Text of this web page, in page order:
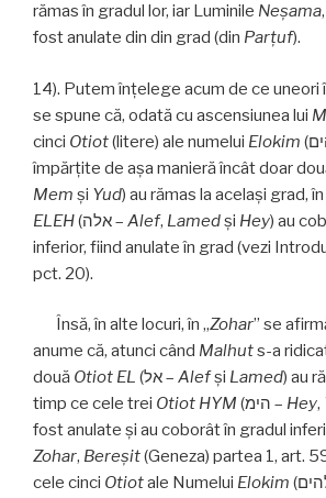
rămas în gradul lor, iar Luminile Neşama,
fost anulate din din grad (din Parţuf).
14). Putem înţelege acum de ce uneori
se spune că, odată cu ascensiunea lui
cinci Otiot(litere) ale numelui Elokim (אלהים) au fost
împărţite de aşa manieră încât doar
Mem şi Yud) au rămas la același grad,
ELEH
(אלה – Alef, Lamedşi Hey) au
inferior, fiind anulate în grad (vezi
pct. 20).
Însă, în alte locuri, în „Zohar” se
anume că, atunci când Malhuts-a
două Otiot EL (אל – Alefşi Lamed) au
timp ce cele trei Otiot HYM (הימ – Hey,
fost anulate şi au coborât în gradul
Zohar, Bereşit(Geneza) partea 1, art.
cele cinci Otiotale Numelui Elokim (אלהים) constituie